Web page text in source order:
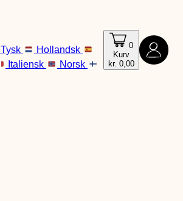
Tysk
Hollandsk
Italiensk
Norsk
0
Kurv
kr. 0,00